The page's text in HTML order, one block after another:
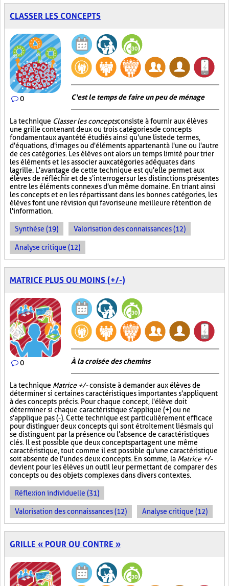
CLASSER LES CONCEPTS
0 C'est le temps de faire un peu de ménage
La technique Classer les conceptsconsiste à fournir aux élèves
une grille contenant deux ou trois catégories de concepts
fondamentaux ayant été étudiés ainsi qu'une liste de termes,
d'équations, d'images ou d'éléments appartenant à l'une ou l'autre
de ces catégories. Les élèves ont alors un temps limité pour trier
les éléments et les associer aux catégories adéquates dans
la grille. L'avantage de cette technique est qu'elle permet aux
élèves de réfléchir et de s'interroger sur les distinctions présentes
entre les éléments connexes d'un même domaine. En triant ainsi
les concepts et en les répartissant dans les bonnes catégories, les
élèves font une révision qui favorise une meilleure rétention de
l'information.
Synthèse (19) Valorisation des connaissances (12)
Analyse critique (12)
MATRICE PLUS OU MOINS (+/-)
0 À la croisée des chemins
La technique Matrice +/-consiste à demander aux élèves de
déterminer si certaines caractéristiques importantes s'appliquent
à des concepts précis. Pour chaque concept, l'élève doit
déterminer si chaque caractéristique s'applique (+) ou ne
s'applique pas (-). Cette technique est particulièrement efficace
pour distinguer deux concepts qui sont étroitement liés mais qui
se distinguent par la présence ou l'absence de caractéristiques
clés. Il est possible que deux concepts partagent une même
caractéristique, tout comme il est possible qu'une caractéristique
soit absente de l'un des deux concepts. En somme, la Matrice +/-
devient pour les élèves un outil leur permettant de comparer des
concepts ou des objets complexes dans divers contextes.
Réflexion individuelle (31)
Valorisation des connaissances (12) Analyse critique (12)
GRILLE « POUR OU CONTRE »